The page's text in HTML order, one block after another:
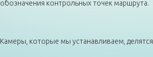
обозначения контрольных точек маршрута.
Камеры, которые мы устанавливаем, делятся